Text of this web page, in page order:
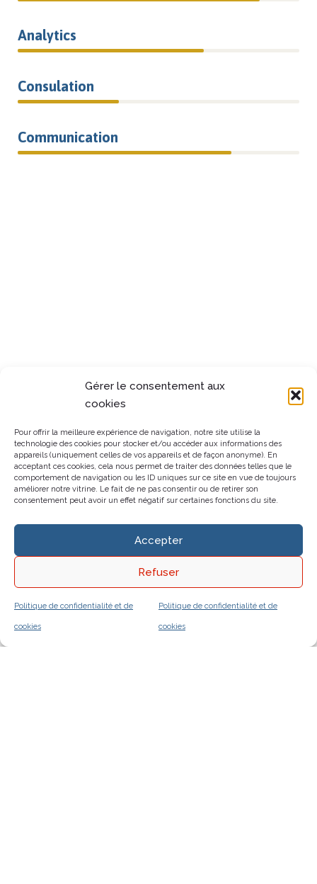
Gérer le consentement aux
cookies
Pour offrir la meilleure expérience de navigation, notre site utilise la
technologie des cookies pour stocker et/ou accéder aux informations des
appareils (uniquement celles de vos appareils et de façon anonyme). En
acceptant ces cookies, cela nous permet de traiter des données telles que le
comportement de navigation ou les ID uniques sur ce site en vue de toujours
améliorer notre vitrine. Le fait de ne pas consentir ou de retirer son
consentement peut avoir un effet négatif sur certaines fonctions du site.
Accepter
Refuser
Politique de confidentialité et de
cookies
Politique de confidentialité et de
cookies
Analytics
Consulation
Communication